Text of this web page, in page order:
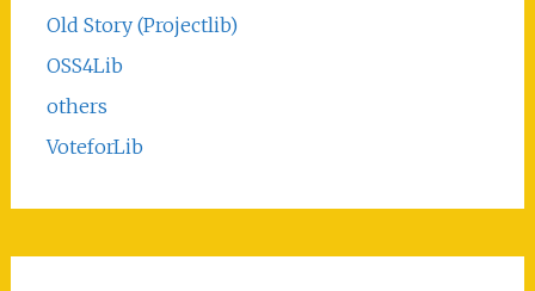
Old Story (Projectlib)
OSS4Lib
others
VoteforLib